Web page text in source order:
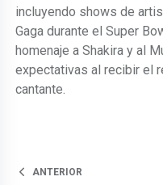
incluyendo shows de
Gaga durante el Super
homenaje a Shakira y al
expectativas al recibir el
cantante.
ANTERIOR